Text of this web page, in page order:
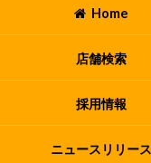
Home
店舗検索
採用情報
ニュースリリース